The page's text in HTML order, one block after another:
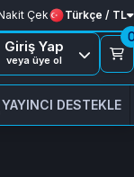
Çek Türkçe / TL
Giriş Yap
veya üye ol
YAYINCI DESTEKLE